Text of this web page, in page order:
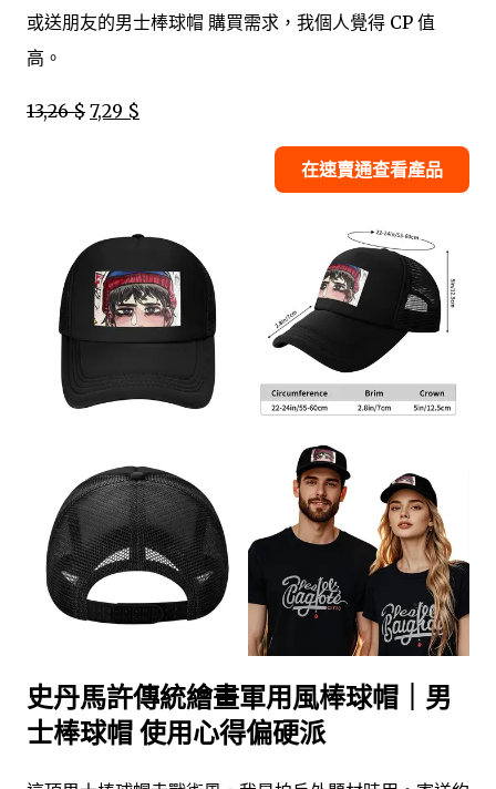
或送朋友的男士棒球帽 購買需求，我個人覺得 CP 值
高。
13,26 $ 7,29 $
在速賣通查看產品
史丹馬許傳統繪畫軍用風棒球帽｜男
士棒球帽 使用心得偏硬派